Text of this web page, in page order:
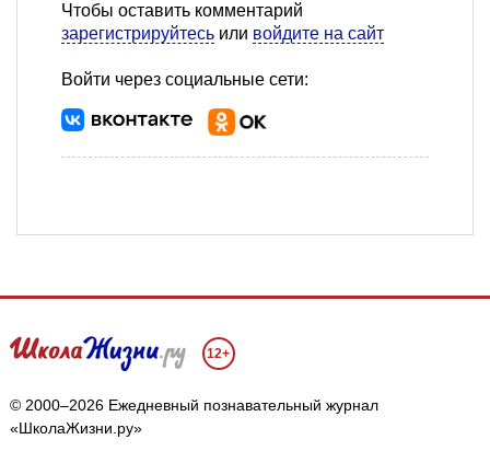
Чтобы оставить комментарий
зарегистрируйтесь или войдите на сайт
Войти через социальные сети:
12+
© 2000–2026 Ежедневный познавательный журнал
«ШколаЖизни.ру»